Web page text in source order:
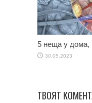
5 неща у дома,
30.05.2023
ТВОЯТ